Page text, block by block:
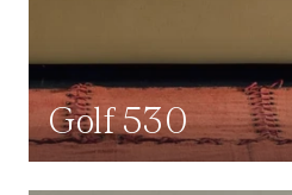
Golf 530